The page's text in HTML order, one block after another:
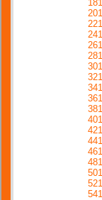
181
201
221
241
261
281
301
321
341
361
381
401
421
441
461
481
501
521
541